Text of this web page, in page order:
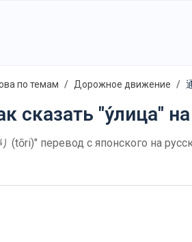
по темам Дорожное движение
сказать "у́лица"
(tōri)" перевод с японского на